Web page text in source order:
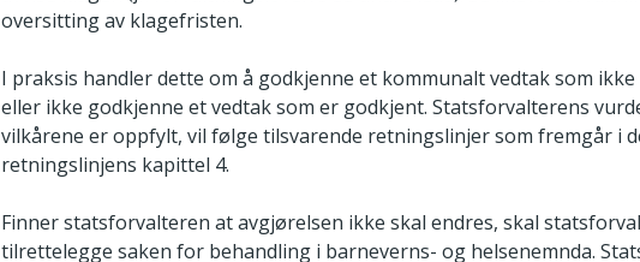
oversitting av klagefristen.
I praksis handler dette om å godkjenne et kommunalt vedtak som
eller ikke godkjenne et vedtak som er godkjent. Statsforvalterens
vilkårene er oppfylt, vil følge tilsvarende retningslinjer som fremgår i
retningslinjens kapittel 4.
Finner statsforvalteren at avgjørelsen ikke skal endres, skal
tilrettelegge saken for behandling i barneverns- og helsenemnda.